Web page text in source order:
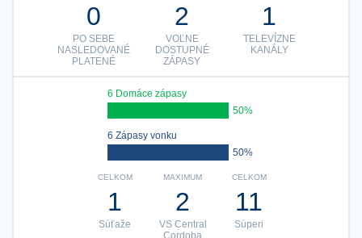
1
TELEVÍZNE
KANÁLY
2
VOĽNE
DOSTUPNÉ
ZÁPASY
0
PO SEBE
NASLEDOVANÉ
PLATENÉ
6 Domáce zápasy
50%
6 Zápasy vonku
50%
CELKOM
11
Súperi
MAXIMUM
2
VS Central
Cordoba
CELKOM
1
Súťaže